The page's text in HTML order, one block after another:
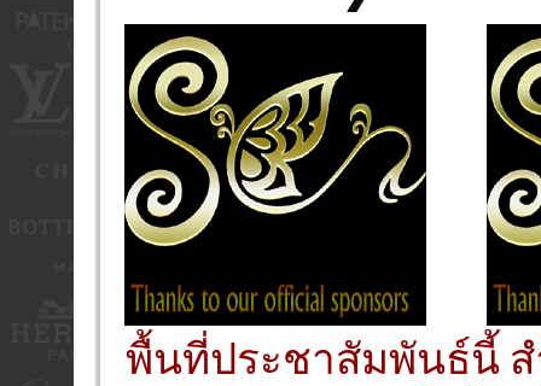
พื้นที่ประชาสัมพันธ์นี้